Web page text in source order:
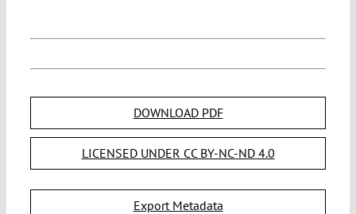
DOWNLOAD PDF
LICENSED UNDER CC BY-NC-ND 4.0
Export Metadata